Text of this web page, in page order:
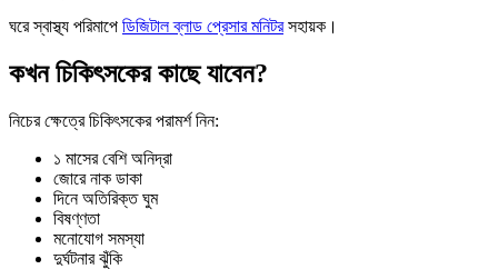
ঘরে স্বাস্থ্য পরিমাপে ডিজিটাল ব্লাড প্রেসার মনিটরসহায়ক।
কখন চিকিৎসকের কাছে যাবেন?
নিচের ক্ষেত্রে চিকিৎসকের পরামর্শ নিন:
১ মাসের বেশি অনিদ্রা
জোরে নাক ডাকা
দিনে অতিরিক্ত ঘুম
বিষণ্ণতা
মনোযোগ সমস্যা
দুর্ঘটনার ঝুঁকি